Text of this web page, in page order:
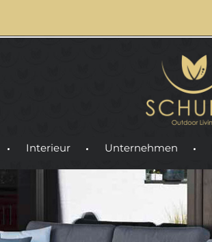
Interieur Unternehmen